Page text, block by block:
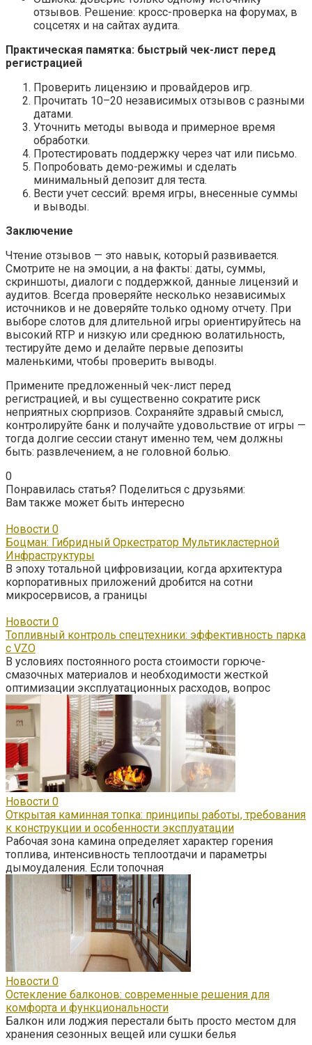
отзывов. Решение: кросс-проверка на форумах, в
соцсетях и на сайтах аудита.
Практическая памятка: быстрый чек-лист перед
регистрацией
Проверить лицензию и провайдеров игр.
Прочитать 10–20 независимых отзывов с разными
датами.
Уточнить методы вывода и примерное время
обработки.
Протестировать поддержку через чат или письмо.
Попробовать демо-режимы и сделать
минимальный депозит для теста.
Вести учет сессий: время игры, внесенные суммы
и выводы.
Заключение
Чтение отзывов — это навык, который развивается.
Смотрите не на эмоции, а на факты: даты, суммы,
скриншоты, диалоги с поддержкой, данные лицензий и
аудитов. Всегда проверяйте несколько независимых
источников и не доверяйте только одному отчету. При
выборе слотов для длительной игры ориентируйтесь на
высокий RTP и низкую или среднюю волатильность,
тестируйте демо и делайте первые депозиты
маленькими, чтобы проверить выводы.
Примените предложенный чек-лист перед
регистрацией, и вы существенно сократите риск
неприятных сюрпризов. Сохраняйте здравый смысл,
контролируйте банк и получайте удовольствие от игры —
тогда долгие сессии станут именно тем, чем должны
быть: развлечением, а не головной болью.
0
Понравилась статья? Поделиться с друзьями:
Вам также может быть интересно
Новости 0
Боцман: Гибридный Оркестратор Мультикластерной
Инфраструктуры
В эпоху тотальной цифровизации, когда архитектура
корпоративных приложений дробится на сотни
микросервисов, а границы
Новости 0
Топливный контроль спецтехники: эффективность парка
с VZO
В условиях постоянного роста стоимости горюче-
смазочных материалов и необходимости жесткой
оптимизации эксплуатационных расходов, вопрос
Новости 0
Открытая каминная топка: принципы работы, требования
к конструкции и особенности эксплуатации
Рабочая зона камина определяет характер горения
топлива, интенсивность теплоотдачи и параметры
дымоудаления. Если топочная
Новости 0
Остекление балконов: современные решения для
комфорта и функциональности
Балкон или лоджия перестали быть просто местом для
хранения сезонных вещей или сушки белья